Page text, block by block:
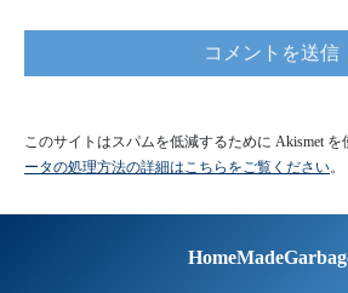
このサイトはスパムを低減するために Akismet を
ータの処理方法の詳細はこちらをご覧ください。